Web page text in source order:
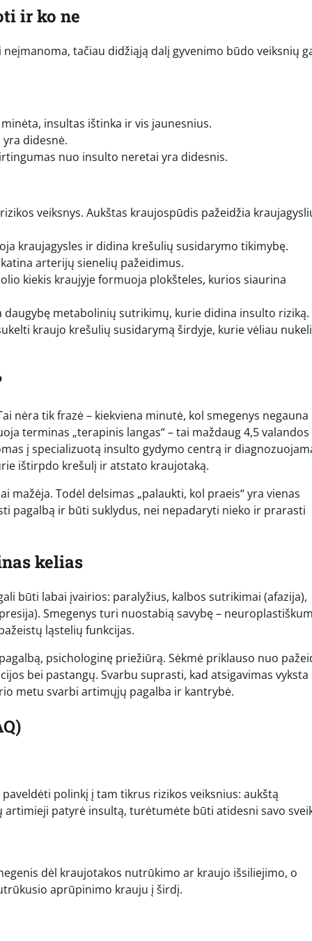
ir ko ne
tačiau didžiąją dalį gyvenimo būdo veiksnių
insultas ištinka ir vis jaunesnius.
didesnė.
nuo insulto neretai yra didesnis.
veiksnys. Aukštas kraujospūdis pažeidžia
kraujagysles ir didina krešulių susidarymo tikimybę.
arterijų sienelių pažeidimus.
kiekis kraujyje formuoja plokšteles, kurios siaurina
daugybę metabolinių sutrikimų, kurie didina insulto riziką.
kraujo krešulių susidarymą širdyje, kurie vėliau
nėra tik frazė – kiekviena minutė, kol smegenys negauna
terminas „terapinis langas“ – tai maždaug 4,5
į specializuotą insulto gydymo centrą ir
ištirpdo krešulį ir atstato kraujotaką.
mažėja. Todėl delsimas „palaukti, kol praeis“ yra vienas
pagalbą ir būti suklydus, nei nepadaryti nieko ir prarasti
kelias
būti labai įvairios: paralyžius, kalbos sutrikimai (afazija),
Smegenys turi nuostabią savybę –
ląstelių funkcijas.
psichologinę priežiūrą. Sėkmė priklauso nuo
bei pastangų. Svarbu suprasti, kad atsigavimas vyksta
metu svarbi artimųjų pagalba ir kantrybė.
polinkį į tam tikrus rizikos veiksnius: aukštą
patyrė insultą, turėtumėte būti atidesni savo
dėl kraujotakos nutrūkimo ar kraujo išsiliejimo, o
aprūpinimo krauju į širdį.